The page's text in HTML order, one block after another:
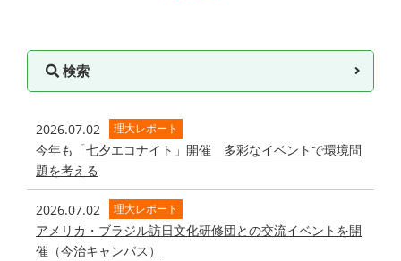
検索
2026.07.02 理大レポート
今年も「七夕エコナイト」開催 多彩なイベントで環境問
題を考える
2026.07.02 理大レポート
アメリカ・ブラジル訪日文化研修団との交流イベントを開
催（今治キャンパス）